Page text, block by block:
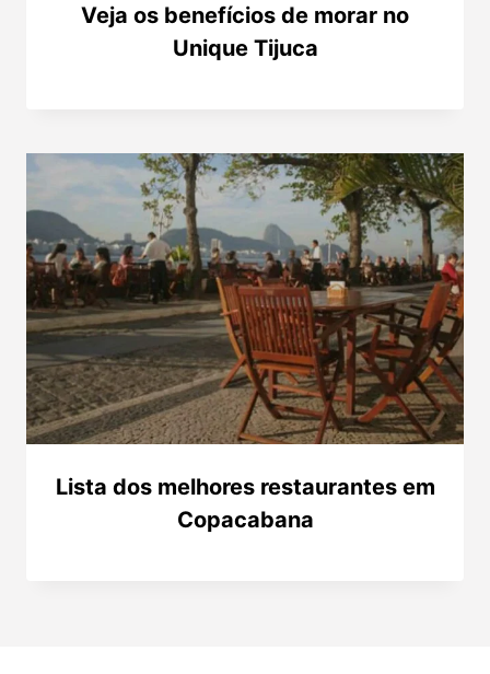
Veja os benefícios de morar no
Unique Tijuca
Lista dos melhores restaurantes em
Copacabana